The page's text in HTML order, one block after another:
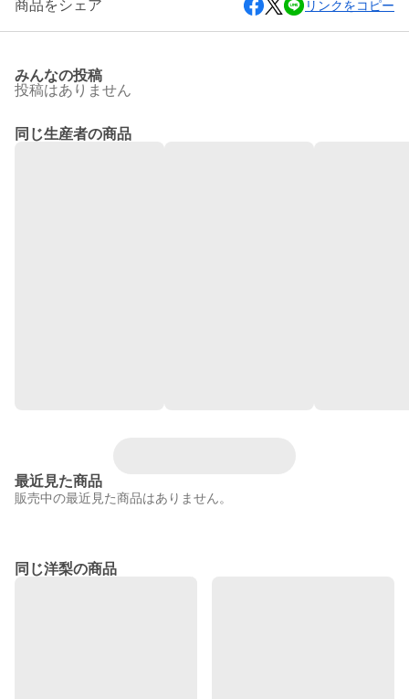
商品をシェア リンクをコピー
みんなの投稿
投稿はありません
同じ生産者の商品
最近見た商品
販売中の最近見た商品はありません。
同じ洋梨の商品